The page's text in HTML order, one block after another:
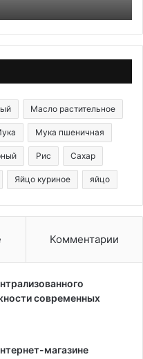
Масло растительное
Мука пшеничная
Рис Сахар
Яйцо куриное яйцо
Комментарии
современных
магазине